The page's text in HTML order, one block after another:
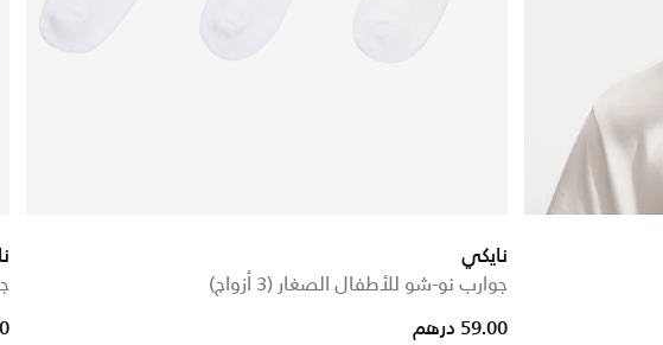
نايكي
جوارب نو-شو للأطفال الصغار (3 أزواج)
59.00 درهم